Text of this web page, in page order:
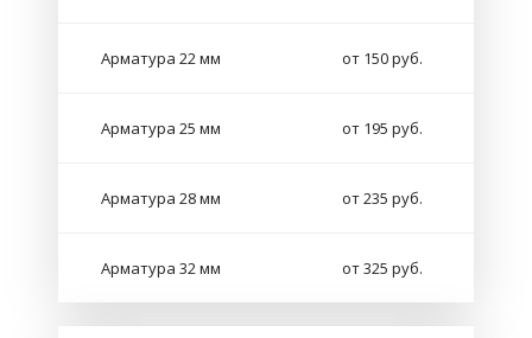
Арматура 22 мм от 150 руб.
Арматура 25 мм от 195 руб.
Арматура 28 мм от 235 руб.
Арматура 32 мм от 325 руб.